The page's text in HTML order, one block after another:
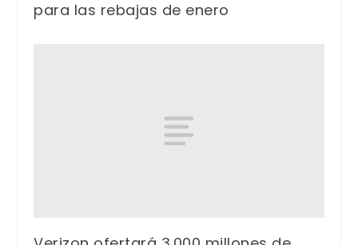
para las rebajas de enero